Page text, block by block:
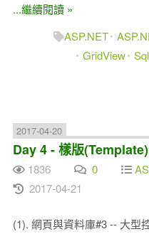
...繼續閱讀 »
ASP.NET
GridView
2017-04-20
Day 4 - 樣版
1836 0
2017-04-21
(1). 網頁與資料庫#3 -- 大型